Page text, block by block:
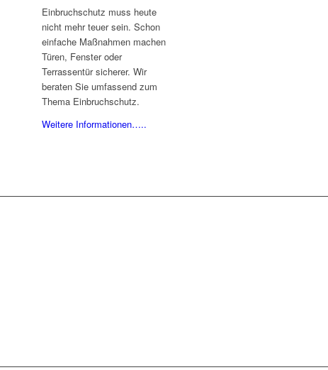
Einbruchschutz muss heute
nicht mehr teuer sein. Schon
einfache Maßnahmen machen
Türen, Fenster oder
Terrassentür sicherer. Wir
beraten Sie umfassend zum
Thema Einbruchschutz.
Weitere Informationen…..